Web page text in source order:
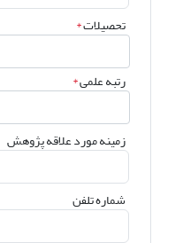
تحصیلات*
رتبه علمی*
زمینه مورد علاقه پژوهش
شماره تلفن